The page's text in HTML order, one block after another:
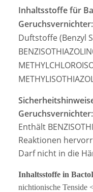
Inhaltsstoffe für
Geruchsvernichter:
Duftstoffe (Benzyl
Geruchsvernichter:
Enthält
Reaktionen
Darf nicht in die
Inhaltsstoffe in
nichtionische Tenside